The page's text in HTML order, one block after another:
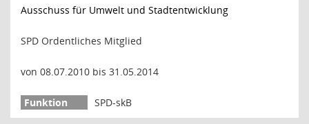
Ausschuss für Umwelt und Stadtentwicklung
SPD Ordentliches Mitglied
von 08.07.2010 bis 31.05.2014
SPD-skB